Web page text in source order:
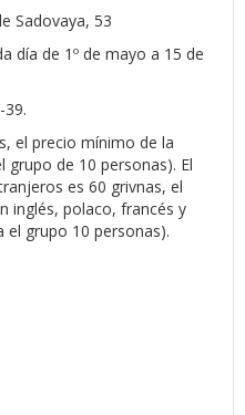
Sadovaya, 53
día de 1º de mayo a 15 de
el precio mínimo de la
grupo de 10 personas). El
es 60 grivnas, el
inglés, polaco, francés y
el grupo 10 personas).